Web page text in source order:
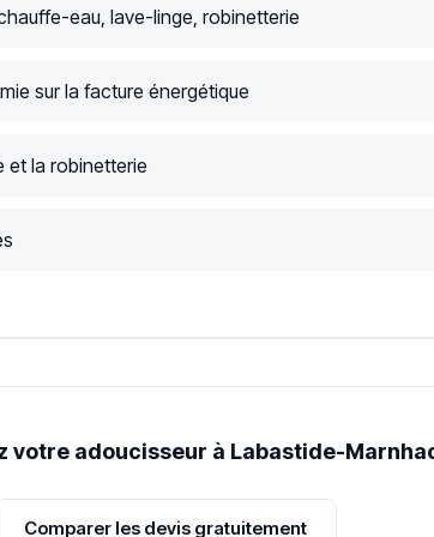
eau, lave-linge, robinetterie
sur la facture énergétique
et la robinetterie
votre adoucisseur à Labastide-
Comparer les devis gratuitement